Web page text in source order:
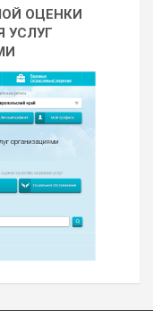
ОЦЕНКИ
УСЛУГ